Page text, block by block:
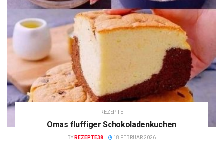
REZEPTE
Omas fluffiger Schokoladenkuchen
BY REZEPTE38 18 FEBRUAR 2026